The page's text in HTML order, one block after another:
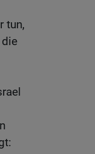
tun,